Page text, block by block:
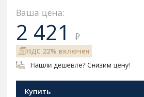
Ваша цена:
2 421 ₽
НДС 22% включен
Нашли дешевле? Снизим цену!
Купить